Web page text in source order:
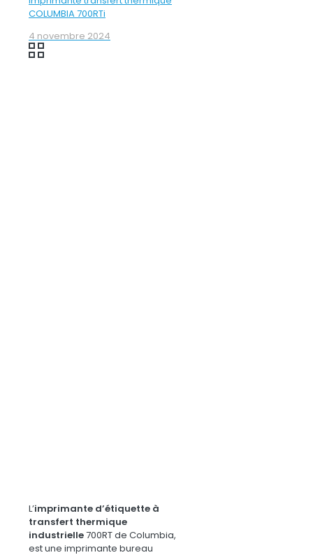
COLUMBIA 700RTi
4 novembre 2024
L’imprimante d’étiquette à
transfert thermique
industrielle700RT de Columbia,
est une imprimante bureau